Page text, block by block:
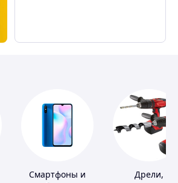
Смартфоны и
Дрели,